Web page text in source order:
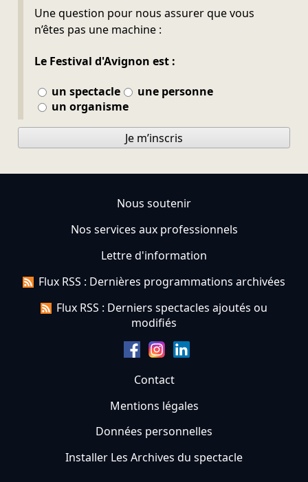
Une question pour nous assurer que vous
n’êtes pas une machine :
Le Festival d'Avignon est :
un spectacle
une personne
un organisme
Ne pas remplir
Je m’inscris
Nous soutenir
Nos services aux professionnels
Lettre d'information
Flux RSS : Dernières programmations archivées
Flux RSS : Derniers spectacles ajoutés ou
modifiés
Contact
Mentions légales
Données personnelles
Installer Les Archives du spectacle